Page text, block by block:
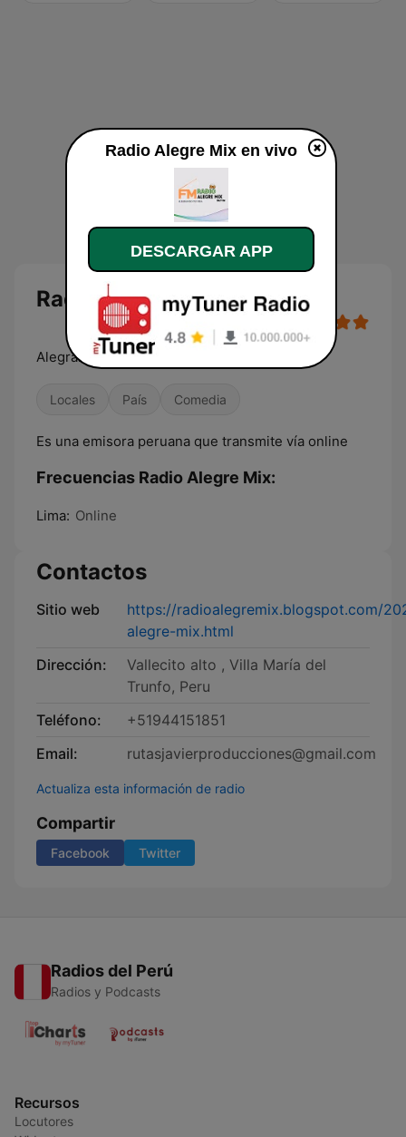
Radio Alegre Mix
Alegrando tu vida
Locales País Comedia
Es una emisora peruana que transmite vía online
Frecuencias Radio Alegre Mix:
Lima: Online
Contactos
Sitio web
https://radioalegremix.blogspot.com/
alegre-mix.html
Dirección:
Vallecito alto , Villa María del
Trunfo, Peru
Teléfono:
+51944151851
Email:
rutasjavierproducciones@gmail.com
Actualiza esta información de radio
Compartir
Facebook Twitter
Radios del Perú
Radios y Podcasts
Recursos
Locutores
Radio Alegre Mix en vivo
DESCARGAR APP